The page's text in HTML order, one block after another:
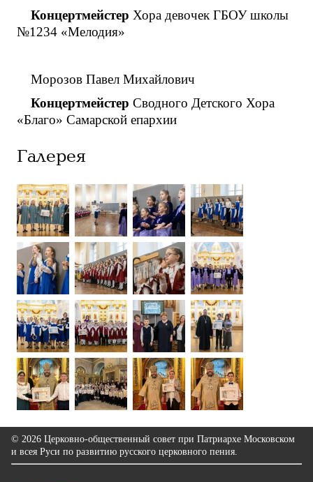
Концертмейстер Хора девочек ГБОУ школы
№1234 «Мелодия»
Морозов Павел Михайлович
Концертмейстер Сводного Детского Хора
«Благо» Самарской епархии
Галерея
© 2026 Церковно-общественный совет при Патриархе Московском
и всея Руси по развитию русского церковного пения.